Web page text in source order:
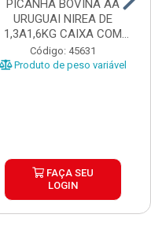
PICANHA BOVINA AA
URUGUAI NIREA DE
1,3A1,6KG CAIXA COM
±15KG
Código: 45631
Produto de peso variável
FAÇA SEU
LOGIN